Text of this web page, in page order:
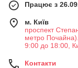
Працює з
м. Київ
проспект
метро
9:00 до 18:00,
Контакти